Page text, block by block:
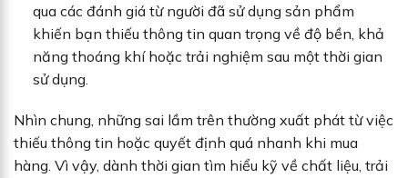
qua các đánh giá từ người đã sử dụng sản phẩm
khiến bạn thiếu thông tin quan trọng về độ bền, khả
năng thoáng khí hoặc trải nghiệm sau một thời gian
sử dụng.
Nhìn chung, những sai lầm trên thường xuất phát từ việc
thiếu thông tin hoặc quyết định quá nhanh khi mua
hàng. Vì vậy, dành thời gian tìm hiểu kỹ về chất liệu, trải